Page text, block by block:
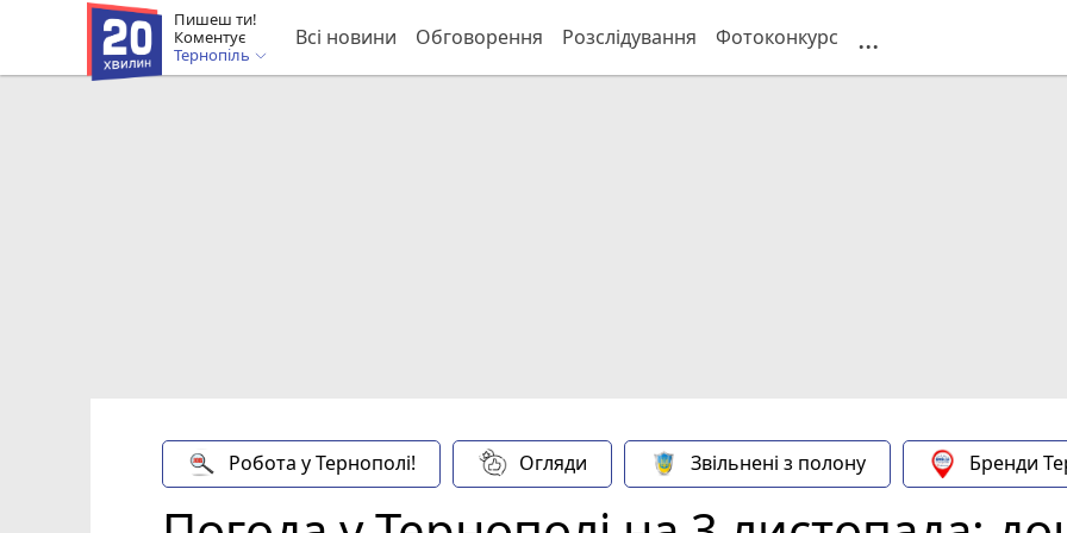
Пишеш ти!
Коментує
Тернопіль
Всі новини Обговорення Розслідування Фотоконкурс ...
Робота у Тернополі! Огляди Звільнені з полону Бренди